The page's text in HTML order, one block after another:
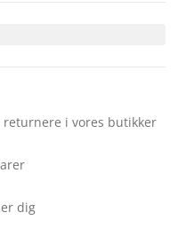
i vores butikker
dig